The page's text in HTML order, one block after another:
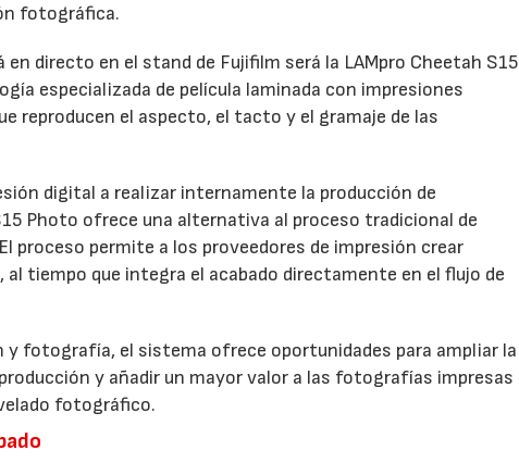
fotográfica.
directo en el stand de Fujifilm será la LAMpro Cheetah S15
especializada de película laminada con impresiones
reproducen el aspecto, el tacto y el gramaje de las
digital a realizar internamente la producción de
Photo ofrece una alternativa al proceso tradicional de
proceso permite a los proveedores de impresión crear
tiempo que integra el acabado directamente en el flujo de
fotografía, el sistema ofrece oportunidades para ampliar la
y añadir un mayor valor a las fotografías impresas
fotográfico.